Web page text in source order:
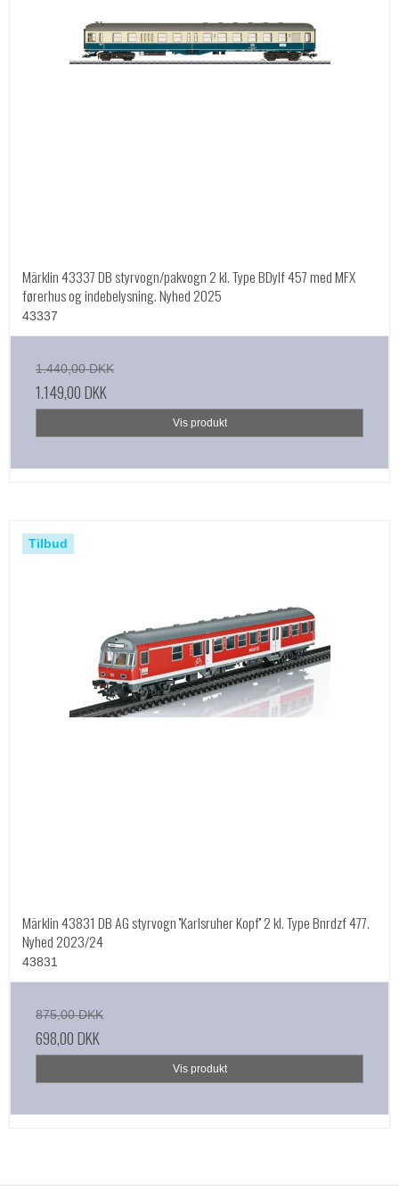
Märklin 43337 DB styrvogn/pakvogn 2 kl. Type BDylf 457 med MFX
førerhus og indebelysning. Nyhed 2025
43337
1.440,00 DKK
1.149,00 DKK
Vis produkt
Tilbud
Märklin 43831 DB AG styrvogn ''Karlsruher Kopf'' 2 kl. Type Bnrdzf 477.
Nyhed 2023/24
43831
875,00 DKK
698,00 DKK
Vis produkt